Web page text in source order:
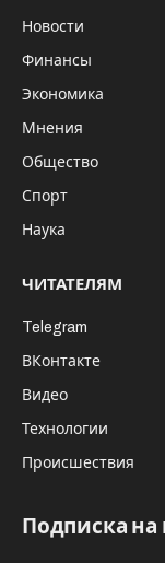
Новости
Финансы
Экономика
Мнения
Общество
Спорт
Наука
ЧИТАТЕЛЯМ
Telegram
ВКонтакте
Видео
Технологии
Происшествия
Подписка на